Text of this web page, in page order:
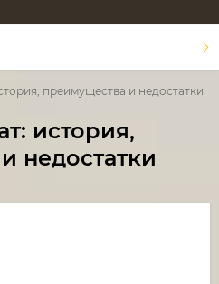
преимущества и недостатки
история,
недостатки